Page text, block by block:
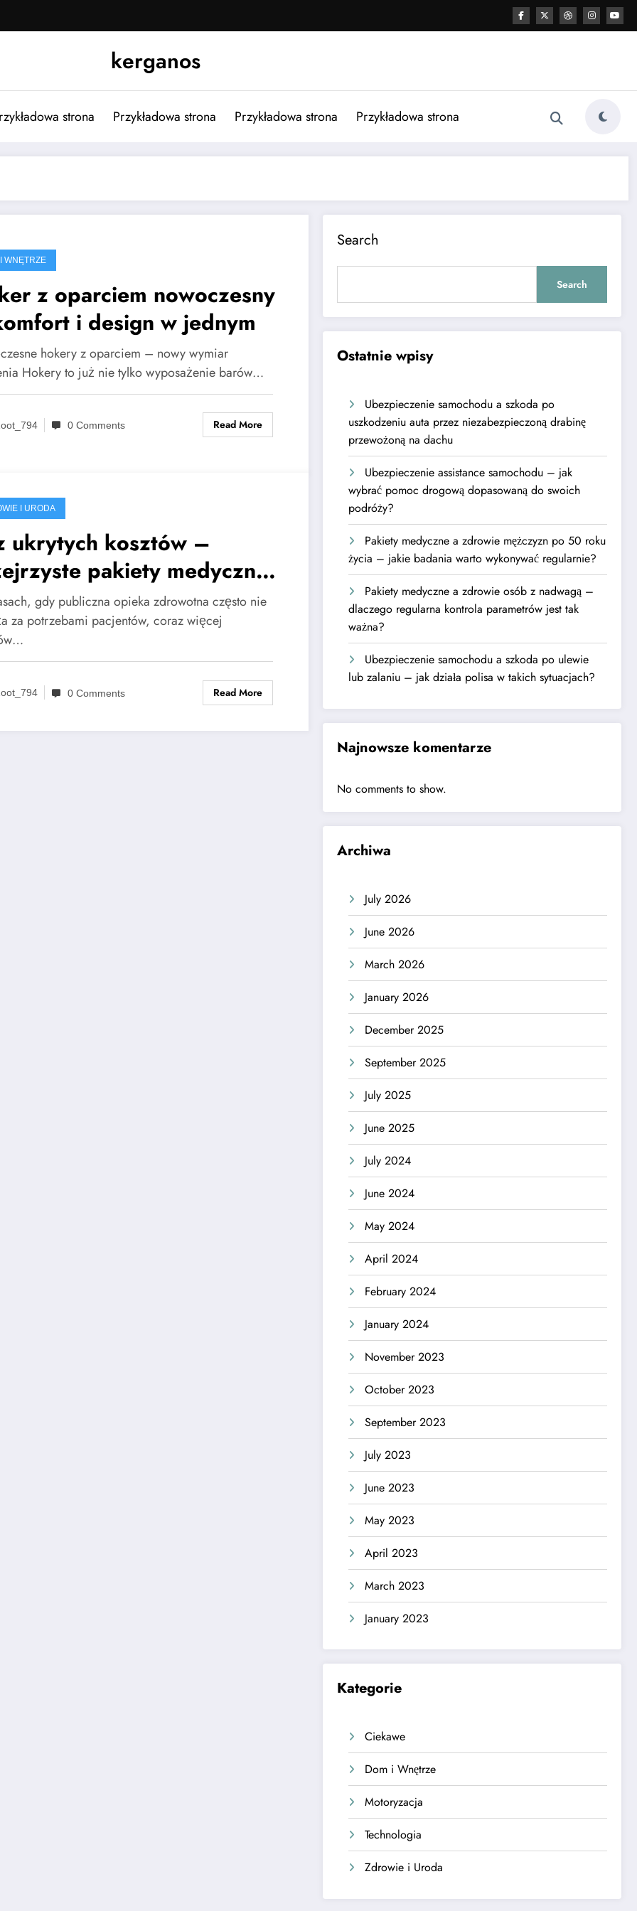
kerganos
strona Przykładowa strona Przykładowa strona Przykładowa strona
WNĘTRZE
z oparciem nowoczesny
i design w jednym
hokery z oparciem – nowy wymiar
Hokery to już nie tylko wyposażenie barów…
0 Comments Read More
I URODA
ukrytych kosztów –
pakiety medyczne
gdy publiczna opieka zdrowotna często nie
za potrzebami pacjentów, coraz więcej
0 Comments Read More
Search
Search
Ostatnie wpisy
Ubezpieczenie samochodu a szkoda po
uszkodzeniu auta przez niezabezpieczoną drabinę
przewożoną na dachu
Ubezpieczenie assistance samochodu – jak
wybrać pomoc drogową dopasowaną do swoich
podróży?
Pakiety medyczne a zdrowie mężczyzn po 50 roku
życia – jakie badania warto wykonywać regularnie?
Pakiety medyczne a zdrowie osób z nadwagą –
dlaczego regularna kontrola parametrów jest tak
ważna?
Ubezpieczenie samochodu a szkoda po ulewie
lub zalaniu – jak działa polisa w takich sytuacjach?
Najnowsze komentarze
No comments to show.
Archiwa
July 2026
June 2026
March 2026
January 2026
December 2025
September 2025
July 2025
June 2025
July 2024
June 2024
May 2024
April 2024
February 2024
January 2024
November 2023
October 2023
September 2023
July 2023
June 2023
May 2023
April 2023
March 2023
January 2023
Kategorie
Ciekawe
Dom i Wnętrze
Motoryzacja
Technologia
Zdrowie i Uroda